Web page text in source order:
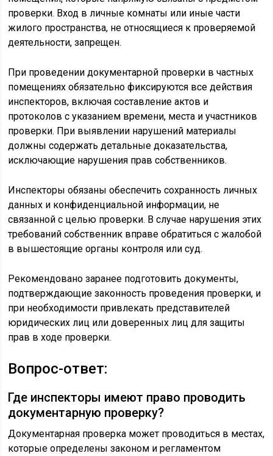
проверки. Вход в личные комнаты или иные части
жилого пространства, не относящиеся к проверяемой
деятельности, запрещен.
При проведении документарной проверки в частных
помещениях обязательно фиксируются все действия
инспекторов, включая составление актов и
протоколов с указанием времени, места и участников
проверки. При выявлении нарушений материалы
должны содержать детальные доказательства,
исключающие нарушения прав собственников.
Инспекторы обязаны обеспечить сохранность личных
данных и конфиденциальной информации, не
связанной с целью проверки. В случае нарушения этих
требований собственник вправе обратиться с жалобой
в вышестоящие органы контроля или суд.
Рекомендовано заранее подготовить документы,
подтверждающие законность проведения проверки, и
при необходимости привлекать представителей
юридических лиц или доверенных лиц для защиты
прав в ходе проверки.
Вопрос-ответ:
Где инспекторы имеют право проводить
документарную проверку?
Документарная проверка может проводиться в местах,
которые определены законом и регламентом